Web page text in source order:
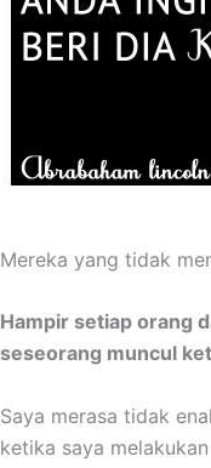
Mereka yang tidak
Hampir setiap orang
seseorang muncul
Saya merasa tidak
ketika saya